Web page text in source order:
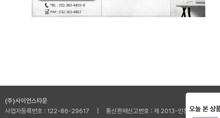
(주)사이언스타운
사업자등록번호 : 122-86-29617 | 통신판매신고번호 : 제 2013-인천부평-001
오늘 본 상